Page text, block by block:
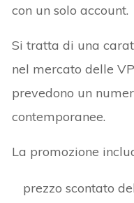
con un solo account.
Si tratta di una
nel mercato delle
prevedono un
contemporanee.
La promozione
prezzo scontato